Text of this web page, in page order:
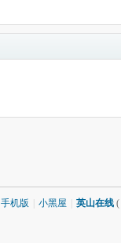
手机版 小黑屋 英山在线 (